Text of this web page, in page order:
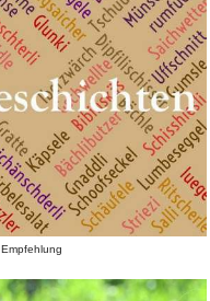
Empfehlung